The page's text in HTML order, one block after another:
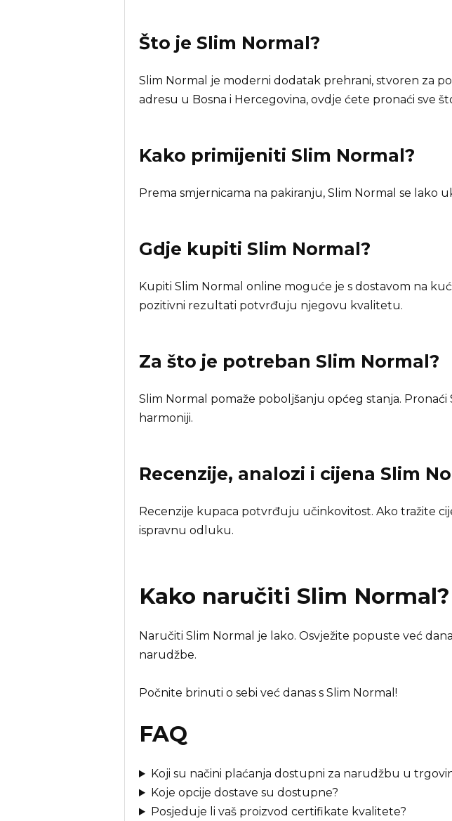
Što je Slim Normal?
Slim Normal je moderni dodatak prehrani, stvoren za
adresu u Bosna i Hercegovina, ovdje ćete pronaći sve
Kako primijeniti Slim Normal?
Prema smjernicama na pakiranju, Slim Normal se lako
Gdje kupiti Slim Normal?
Kupiti Slim Normal online moguće je s dostavom na
pozitivni rezultati potvrđuju njegovu kvalitetu.
Za što je potreban Slim Normal?
Slim Normal pomaže poboljšanju općeg stanja.
harmoniji.
Recenzije, analozi i cijena Slim
Recenzije kupaca potvrđuju učinkovitost. Ako tražite
ispravnu odluku.
Kako naručiti Slim Normal?
Naručiti Slim Normal je lako. Osvježite popuste već
narudžbe.
Počnite brinuti o sebi već danas s Slim Normal!
FAQ
Koji su načini plaćanja dostupni za narudžbu u
Koje opcije dostave su dostupne?
Posjeduje li vaš proizvod certifikate kvalitete?